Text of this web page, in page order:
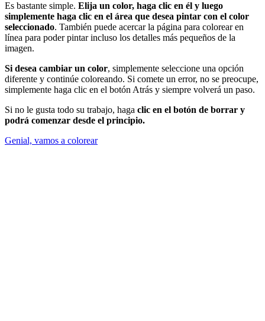
Es bastante simple. Elija un color, haga clic en él y luego
simplemente haga clic en el área que desea pintar con el color
seleccionado. También puede acercar la página para colorear en
línea para poder pintar incluso los detalles más pequeños de la
imagen.
Si desea cambiar un color, simplemente seleccione una opción
diferente y continúe coloreando. Si comete un error, no se preocupe,
simplemente haga clic en el botón Atrás y siempre volverá un paso.
Si no le gusta todo su trabajo, haga clic en el botón de borrar y
podrá comenzar desde el principio.
Genial, vamos a colorear